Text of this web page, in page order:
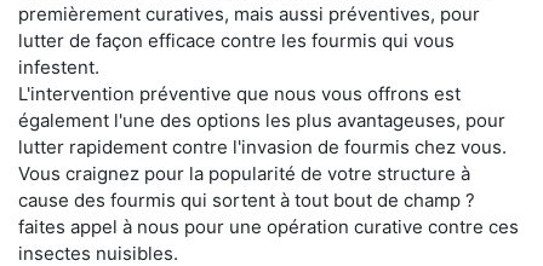
premièrement curatives, mais aussi préventives, pour
lutter de façon efficace contre les fourmis qui vous
infestent.
L'intervention préventive que nous vous offrons est
également l'une des options les plus avantageuses, pour
lutter rapidement contre l'invasion de fourmis chez vous.
Vous craignez pour la popularité de votre structure à
cause des fourmis qui sortent à tout bout de champ ?
faites appel à nous pour une opération curative contre ces
insectes nuisibles.